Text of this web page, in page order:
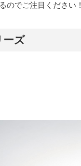
のでご注目ください！
ーズ